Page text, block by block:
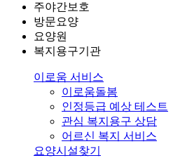
주야간보호
방문요양
요양원
복지용구기관
이로움 서비스
이로움돌봄
인정등급 예상 테스트
관심 복지용구 상담
어르신 복지 서비스
요양시설찾기